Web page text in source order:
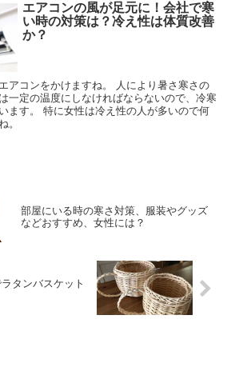
エアコンの風が足元に！会社で寒
い時の対策は？冷え性は体質改善
か？
アコンをかけますね。 人により暑さ寒さの
一定の温度にしなければならないので、冷寒
ます。 特に女性は冷え性の人が多いので何
。
部屋にいる時の寒さ対策、服装やグッズ
などおすすめ、女性には？
タンバスケット